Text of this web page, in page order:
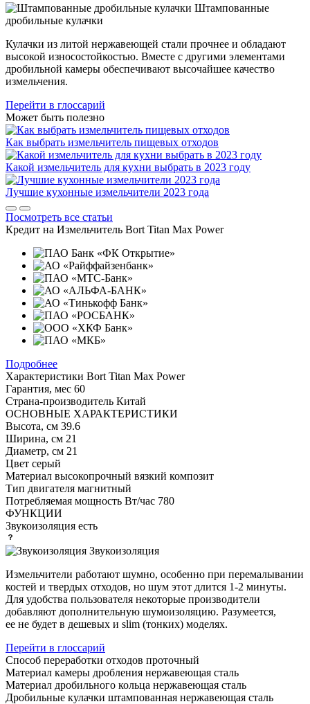
Штампованные
дробильные кулачки
Кулачки из литой нержавеющей стали прочнее и обладают
высокой износостойкостью. Вместе с другими элементами
дробильной камеры обеспечивают высочайшее качество
измельчения.
Перейти в глоссарий
Может быть полезно
Как выбрать измельчитель пищевых отходов
Какой измельчитель для кухни выбрать в 2023 году
Лучшие кухонные измельчители 2023 года
Посмотреть все статьи
Кредит на Измельчитель Bort Titan Max Power
Подробнее
Характеристики Bort Titan Max Power
Гарантия, мес 60
Страна-производитель Китай
ОСНОВНЫЕ ХАРАКТЕРИСТИКИ
Высота, см 39.6
Ширина, см 21
Диаметр, см 21
Цвет серый
Материал высокопрочный вязкий композит
Тип двигателя магнитный
Потребляемая мощность Вт/час 780
ФУНКЦИИ
Звукоизоляция есть
Звукоизоляция
Измельчители работают шумно, особенно при перемалывании
костей и твердых отходов, но шум этот длится 1-2 минуты.
Для удобства пользователя некоторые производители
добавляют дополнительную шумоизоляцию. Разумеется,
ее не будет в дешевых и slim (тонких) моделях.
Перейти в глоссарий
Способ переработки отходов проточный
Материал камеры дробления нержавеющая сталь
Материал дробильного кольца нержавеющая сталь
Дробильные кулачки штампованная нержавеющая сталь